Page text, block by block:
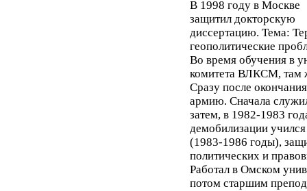
В 1998 году в Москве
защитил докторскую
диссертацию. Тема:
геополитические
Во время обучения в
комитета ВЛКСМ, там
Сразу после
армию. Сначала
затем, в 1982-1983
демобилизации
(1983-1986 годы),
политических и
Работал в Омском
потом старшим